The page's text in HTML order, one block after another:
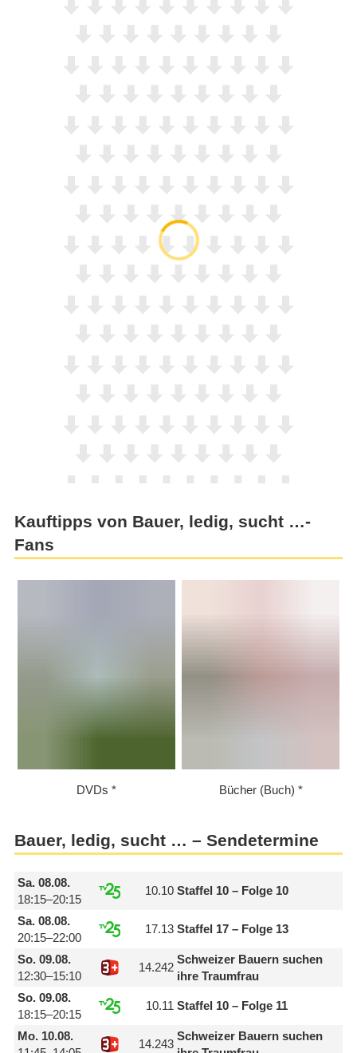
Kauftipps von Bauer, ledig, sucht …-
Fans
DVDs Bücher (Buch)
Bauer, ledig, sucht … – Sendetermine
Sa.08.08.
18:15–20:15
10.10 Staffel 10 – Folge 10
Sa.08.08.
20:15–22:00
17.13 Staffel 17 – Folge 13
So.09.08.
12:30–15:10
14.242
Schweizer Bauern suchen
ihre Traumfrau
So.09.08.
18:15–20:15
10.11 Staffel 10 – Folge 11
Mo.10.08.
14.243
Schweizer Bauern suchen